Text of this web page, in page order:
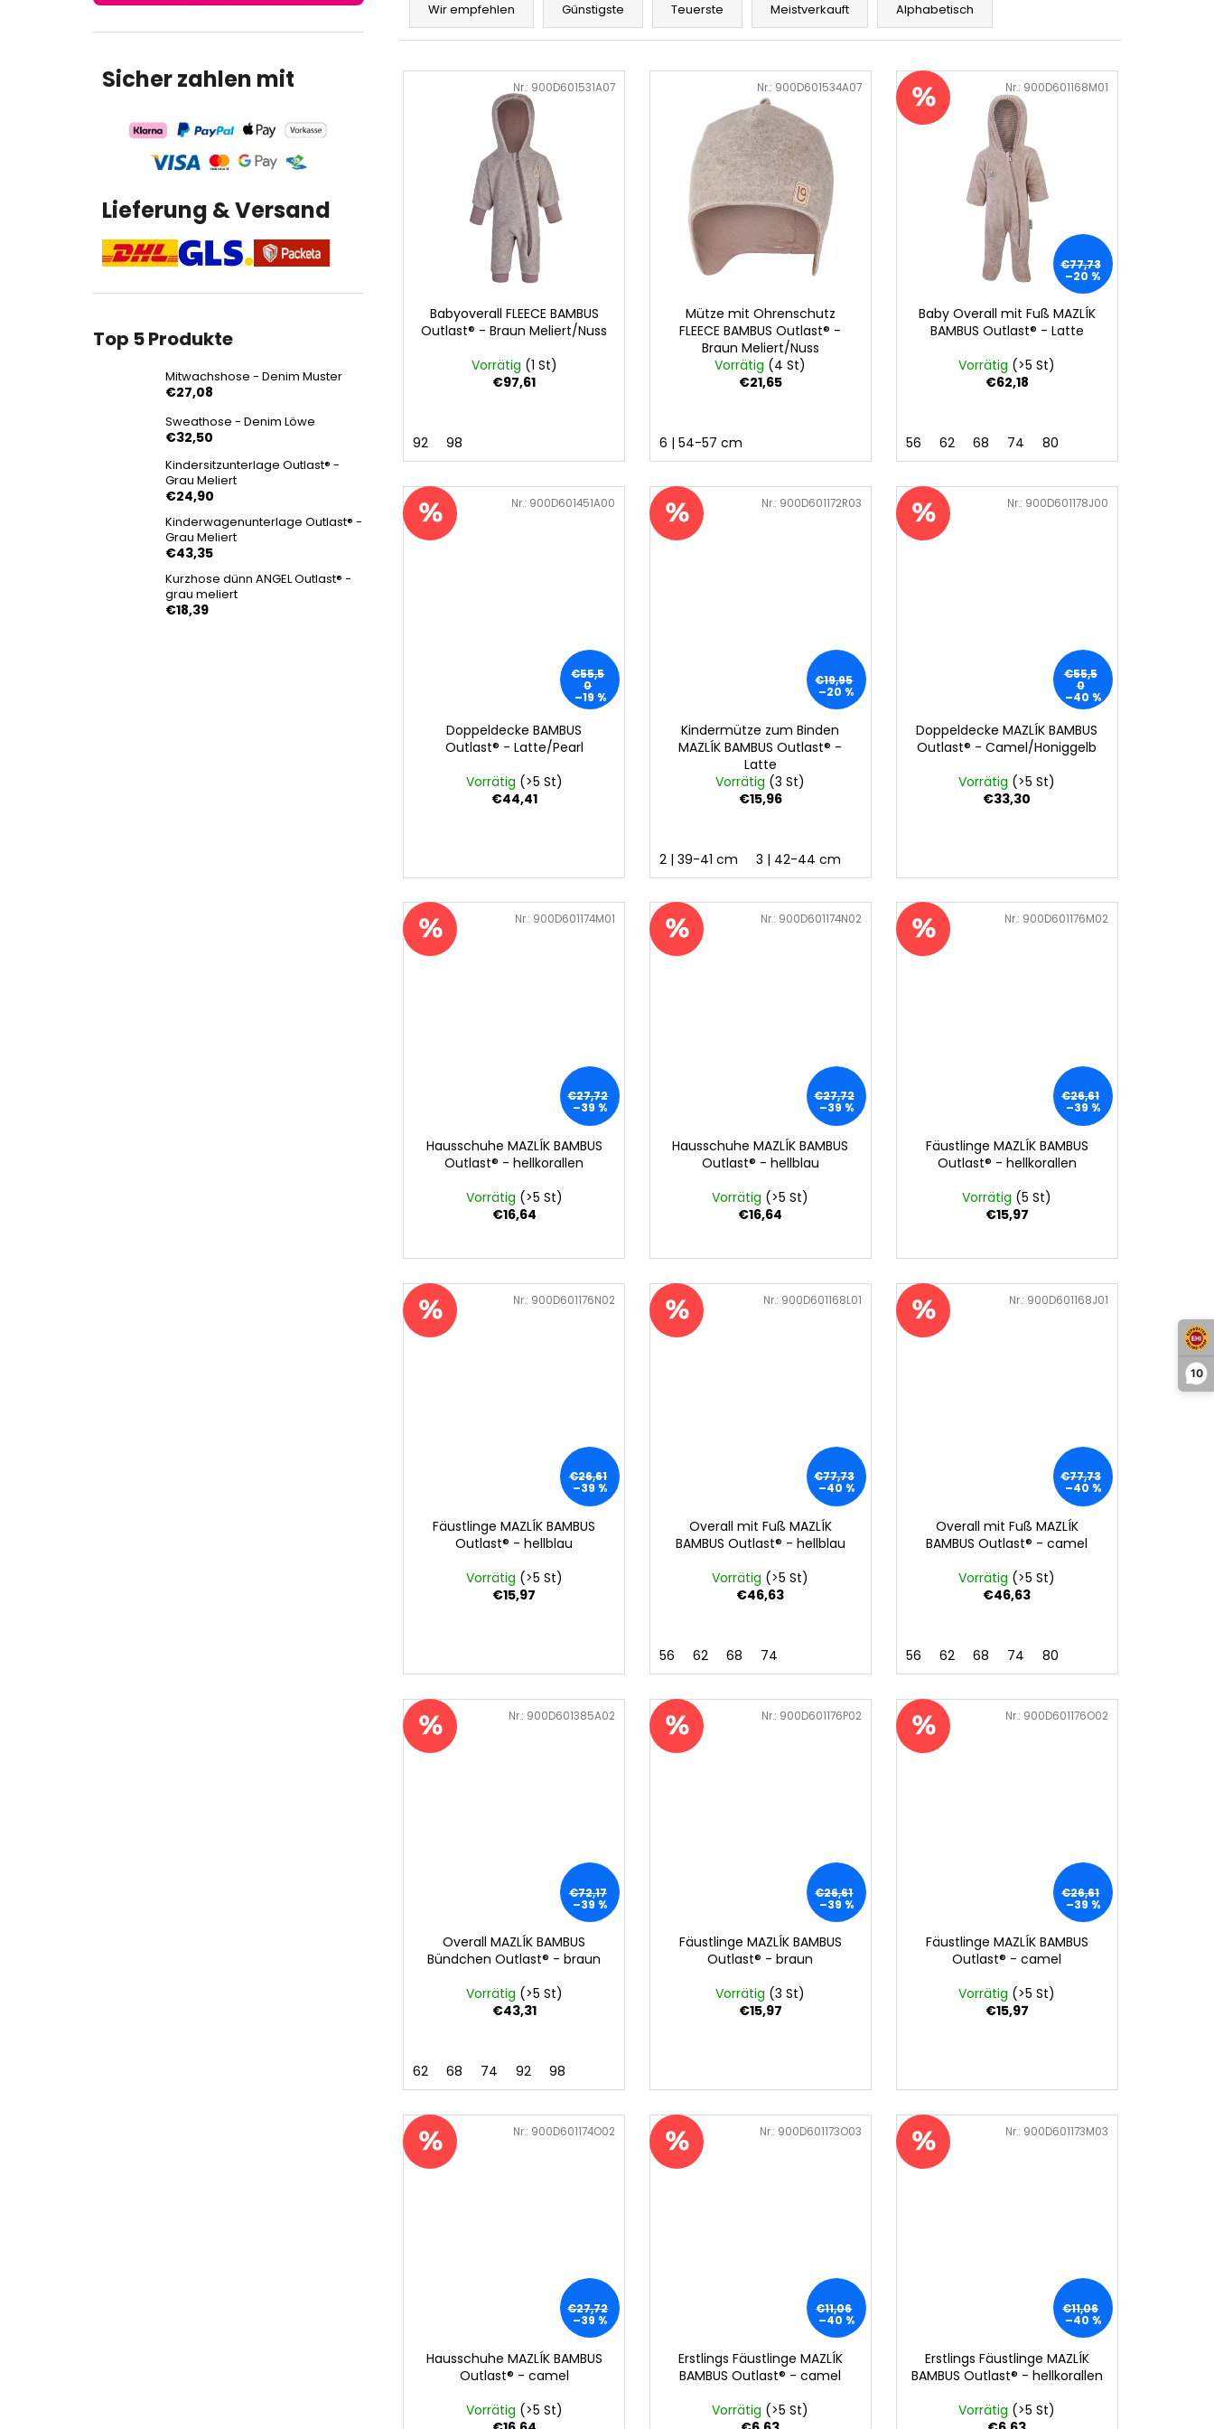
10
Sicher zahlen mit
Lieferung & Versand
Top 5 Produkte
Mitwachshose - Denim Muster
€27,08
Sweathose - Denim Löwe
€32,50
Kindersitzunterlage Outlast® -
Grau Meliert
€24,90
Kinderwagenunterlage Outlast® -
Grau Meliert
€43,35
Kurzhose dünn ANGEL Outlast® -
grau meliert
€18,39
o
Wir empfehlen Günstigste Teuerste Meistverkauft Alphabetisch
L
Babyoverall FLEECE BAMBUS
Outlast® - Braun Meliert/Nuss
Vorrätig (1 St)
€97,61
92 98
Art.-Nr.: 900D601531A07
Mütze mit Ohrenschutz
FLEECE BAMBUS Outlast® -
Braun Meliert/Nuss
Vorrätig (4 St)
€21,65
6 | 54-57 cm
Art.-Nr.: 900D601534A07
€77,73
–20 %
Baby Overall mit Fuß MAZLÍK
BAMBUS Outlast® - Latte
Vorrätig (>5 St)
€62,18
56 62 68 74 80
Art.-Nr.: 900D601168M01
€55,5
0
–19 %
Doppeldecke BAMBUS
Outlast® - Latte/Pearl
Vorrätig (>5 St)
€44,41
Art.-Nr.: 900D601451A00
€19,95
–20 %
Kindermütze zum Binden
MAZLÍK BAMBUS Outlast® -
Latte
Vorrätig (3 St)
€15,96
2 | 39-41 cm 3 | 42-44 cm
Art.-Nr.: 900D601172R03
€55,5
0
–40 %
Doppeldecke MAZLÍK BAMBUS
Outlast® - Camel/Honiggelb
Vorrätig (>5 St)
€33,30
Art.-Nr.: 900D601178J00
€27,72
–39 %
Hausschuhe MAZLÍK BAMBUS
Outlast® - hellkorallen
Vorrätig (>5 St)
€16,64
Art.-Nr.: 900D601174M01
€27,72
–39 %
Hausschuhe MAZLÍK BAMBUS
Outlast® - hellblau
Vorrätig (>5 St)
€16,64
Art.-Nr.: 900D601174N02
€26,61
–39 %
Fäustlinge MAZLÍK BAMBUS
Outlast® - hellkorallen
Vorrätig (5 St)
€15,97
Art.-Nr.: 900D601176M02
€26,61
–39 %
Fäustlinge MAZLÍK BAMBUS
Outlast® - hellblau
Vorrätig (>5 St)
€15,97
Art.-Nr.: 900D601176N02
€77,73
–40 %
Overall mit Fuß MAZLÍK
BAMBUS Outlast® - hellblau
Vorrätig (>5 St)
€46,63
56 62 68 74
Art.-Nr.: 900D601168L01
€77,73
–40 %
Overall mit Fuß MAZLÍK
BAMBUS Outlast® - camel
Vorrätig (>5 St)
€46,63
56 62 68 74 80
Art.-Nr.: 900D601168J01
€72,17
–39 %
Overall MAZLÍK BAMBUS
Bündchen Outlast® - braun
Vorrätig (>5 St)
€43,31
62 68 74 92 98
Art.-Nr.: 900D601385A02
€26,61
–39 %
Fäustlinge MAZLÍK BAMBUS
Outlast® - braun
Vorrätig (3 St)
€15,97
Art.-Nr.: 900D601176P02
€26,61
–39 %
Fäustlinge MAZLÍK BAMBUS
Outlast® - camel
Vorrätig (>5 St)
€15,97
Art.-Nr.: 900D601176O02
€27,72
–39 %
Hausschuhe MAZLÍK BAMBUS
Outlast® - camel
Vorrätig (>5 St)
Art.-Nr.: 900D601174O02
€11,06
–40 %
Erstlings Fäustlinge MAZLÍK
BAMBUS Outlast® - camel
Vorrätig (>5 St)
Art.-Nr.: 900D601173O03
€11,06
–40 %
Erstlings Fäustlinge MAZLÍK
BAMBUS Outlast® - hellkorallen
Vorrätig (>5 St)
Art.-Nr.: 900D601173M03
€27,08
€32,50
€24,90